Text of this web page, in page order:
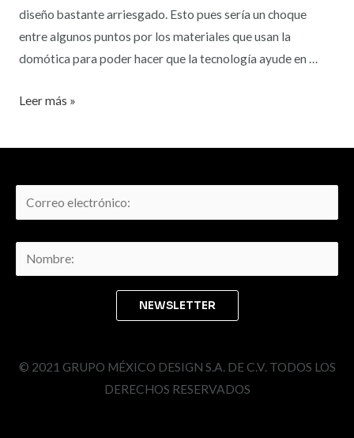
diseño bastante arriesgado. Esto pues sería un choque
entre algunos puntos por los materiales que usan la
domótica para poder hacer que la tecnología ayude en …
Leer más »
© 2021 GRUPO MÉXICO DESIGN S.A. DE C.V. TODOS LOS
DERECHOS RESERVADOS